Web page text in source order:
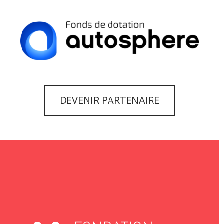
DEVENIR PARTENAIRE